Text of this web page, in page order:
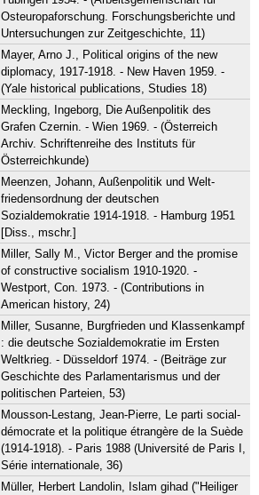
Osteuropaforschung. Forschungsberichte und
Untersuchungen zur Zeitgeschichte, 11)
Mayer, Arno J., Political origins of the new
diplomacy, 1917-1918. - New Haven 1959. -
(Yale historical publications, Studies 18)
Meckling, Ingeborg, Die Außenpolitik des
Grafen Czernin. - Wien 1969. - (Österreich
Archiv. Schriftenreihe des Instituts für
Österreichkunde)
Meenzen, Johann, Außenpolitik und Welt-
friedensordnung der deutschen
Sozialdemokratie 1914-1918. - Hamburg 1951
[Diss., mschr.]
Miller, Sally M., Victor Berger and the promise
of constructive socialism 1910-1920. -
Westport, Con. 1973. - (Contributions in
American history, 24)
Miller, Susanne, Burgfrieden und Klassenkampf
: die deutsche Sozialdemokratie im Ersten
Weltkrieg. - Düsseldorf 1974. - (Beiträge zur
Geschichte des Parlamentarismus und der
politischen Parteien, 53)
Mousson-Lestang, Jean-Pierre, Le parti social-
démocrate et la politique étrangère de la Suède
(1914-1918). - Paris 1988 (Université de Paris I,
Série internationale, 36)
Müller, Herbert Landolin, Islam gihad ("Heiliger